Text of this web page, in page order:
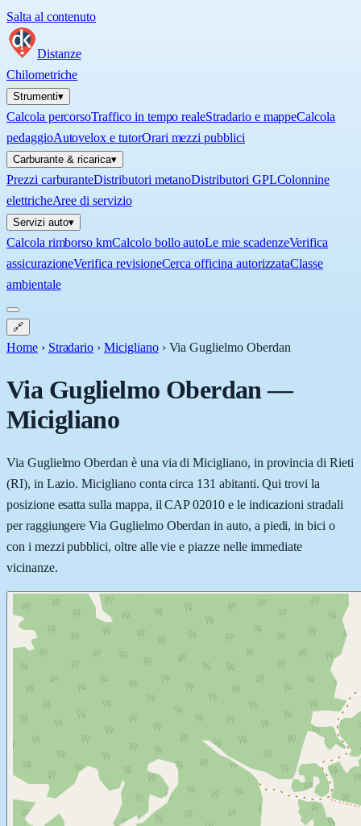
Salta al contenuto
Distanze
Chilometriche
Strumenti▾
Calcola percorsoTraffico in tempo realeStradario e mappeCalcola
pedaggioAutovelox e tutorOrari mezzi pubblici
Carburante & ricarica▾
Prezzi carburanteDistributori metanoDistributori GPLColonnine
elettricheAree di servizio
Servizi auto▾
Calcola rimborso kmCalcolo bollo autoLe mie scadenzeVerifica
assicurazioneVerifica revisioneCerca officina autorizzataClasse
ambientale
🔗
Home › Stradario › Micigliano › Via Guglielmo Oberdan
Via Guglielmo Oberdan—
Micigliano
Via Guglielmo Oberdan è una via di Micigliano, in provincia di Rieti
(RI), in Lazio. Micigliano conta circa 131 abitanti. Qui trovi la
posizione esatta sulla mappa, il CAP 02010 e le indicazioni stradali
per raggiungere Via Guglielmo Oberdan in auto, a piedi, in bici o
con i mezzi pubblici, oltre alle vie e piazze nelle immediate
vicinanze.